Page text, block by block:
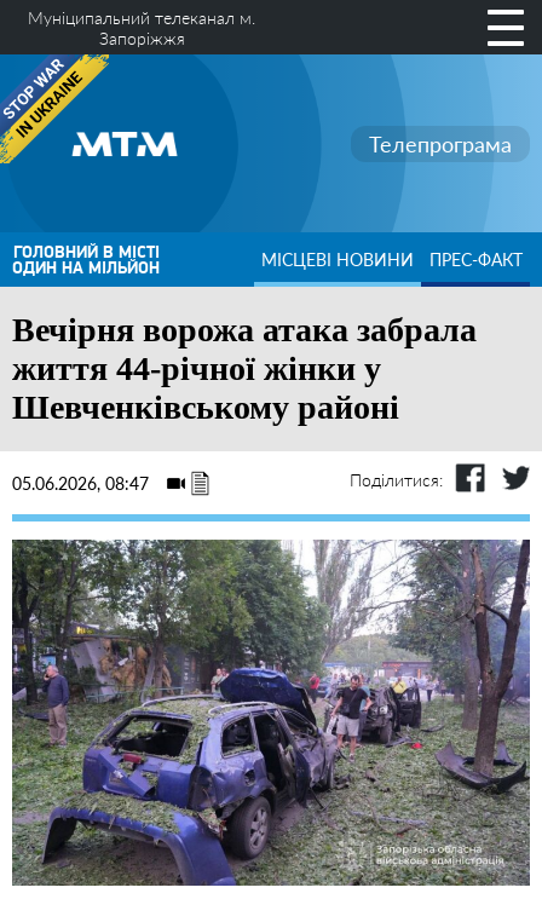
Муніципальний телеканал м.
Запоріжжя
Телепрограма
ГОЛОВНИЙ В МІСТІ
ОДИН НА МІЛЬЙОН МІСЦЕВІ НОВИНИ ПРЕС-ФАКТ
Вечірня ворожа атака забрала
життя 44-річної жінки у
Шевченківському районі
05.06.2026, 08:47 Поділитися: